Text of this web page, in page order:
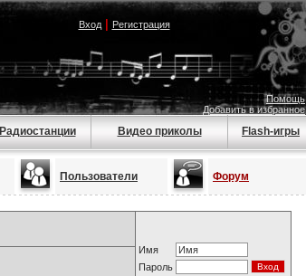
Вход| Регистрация
Помощь
Добавить в избранное
Радиостанции Видео приколы Flash-игры
Пользователи Форум
Имя
Пароль